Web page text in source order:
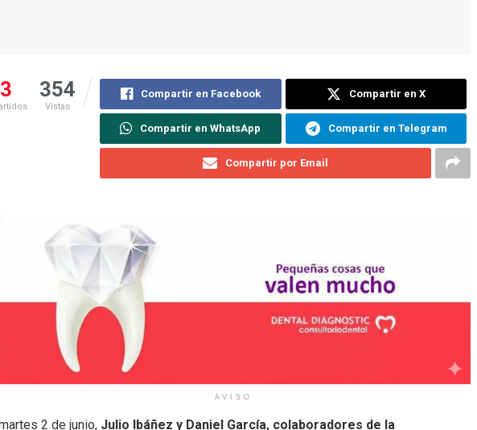
354
Vistas
Compartir en Facebook Compartir en X
Compartir en WhatsApp Compartir en Telegram
Compartir por Email
AVISO
2 de junio, Julio Ibáñez y Daniel García, colaboradores de la